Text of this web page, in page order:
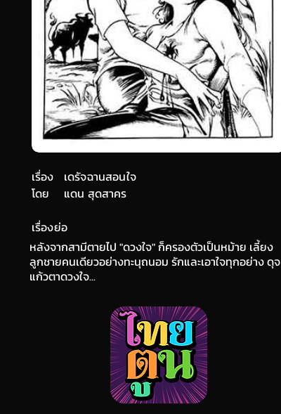
เรื่อง
โดย
เดรัจฉานสอนใจ
แดน สุดสาคร
เรื่องย่อ
หลังจากสามีตายไป "ดวงใจ" ก็ครองตัวเป็นหม้าย เลี้ยง
ลูกชายคนเดียวอย่างทะนุถนอม รักและเอาใจทุกอย่าง ดุจ
แก้วตาดวงใจ...